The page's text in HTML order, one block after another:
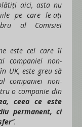
aici, asta nu
pe care le-ați
al Comisiei
este cel care îi
companiei non-
UK, este greu să
companiei non-
o companie din
ceea ce este
permanent, ci
”.